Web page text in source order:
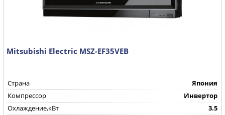
Mitsubishi Electric MSZ-EF35VEB
Страна
Япония
Компрессор
Инвертор
Охлаждение,кВт
3.5